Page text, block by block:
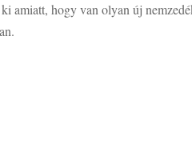
amiatt, hogy van olyan új